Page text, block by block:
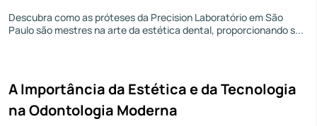
Descubra como as próteses da Precision Laboratório em São
Paulo são mestres na arte da estética dental, proporcionando s...
A Importância da Estética e da Tecnologia
na Odontologia Moderna